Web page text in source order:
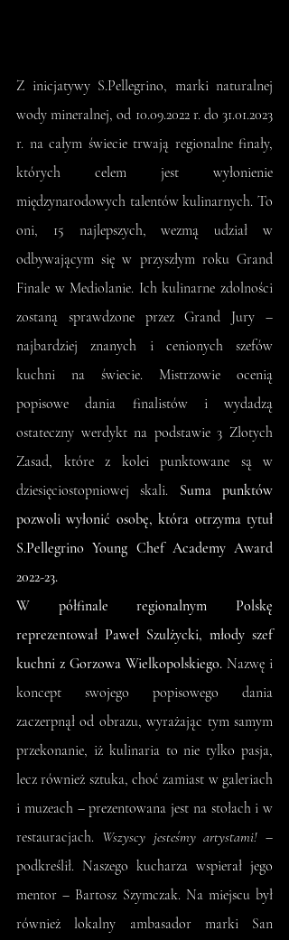
Z inicjatywy S.Pellegrino, marki naturalnej
wody mineralnej, od 10.09.2022 r. do 31.01.2023
r. na całym świecie trwają regionalne finały,
których celem jest wyłonienie
międzynarodowych talentów kulinarnych. To
oni, 15 najlepszych, wezmą udział w
odbywającym się w przyszłym roku Grand
Finale w Mediolanie. Ich kulinarne zdolności
zostaną sprawdzone przez Grand Jury –
najbardziej znanych i cenionych szefów
kuchni na świecie. Mistrzowie ocenią
popisowe dania finalistów i wydadzą
ostateczny werdykt na podstawie 3 Złotych
Zasad, które z kolei punktowane są w
dziesięciostopniowej skali. Suma punktów
pozwoli wyłonić osobę, która otrzyma tytuł
S.Pellegrino Young Chef Academy Award
2022-23.
W półfinale regionalnym Polskę
reprezentował Paweł Szulżycki, młody szef
kuchni z Gorzowa Wielkopolskiego. Nazwę i
koncept swojego popisowego dania
zaczerpnął od obrazu, wyrażając tym samym
przekonanie, iż kulinaria to nie tylko pasja,
lecz również sztuka, choć zamiast w galeriach
i muzeach – prezentowana jest na stołach i w
restauracjach. Wszyscy jesteśmy artystami! –
podkreślił. Naszego kucharza wspierał jego
mentor – Bartosz Szymczak. Na miejscu był
również lokalny ambasador marki San